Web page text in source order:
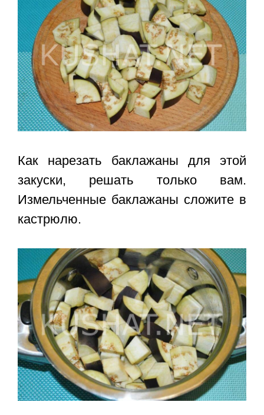
Как нарезать баклажаны для этой
закуски, решать только вам.
Измельченные баклажаны сложите в
кастрюлю.